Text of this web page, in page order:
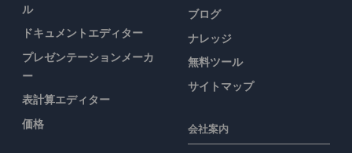
ル
ドキュメントエディター
プレゼンテーションメーカ
ー
表計算エディター
価格
ブログ
ナレッジ
無料ツール
サイトマップ
会社案内